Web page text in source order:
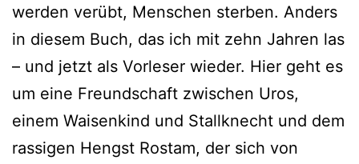
werden verübt, Menschen sterben. Anders
in diesem Buch, das ich mit zehn Jahren las
– und jetzt als Vorleser wieder. Hier geht es
um eine Freundschaft zwischen Uros,
einem Waisenkind und Stallknecht und dem
rassigen Hengst Rostam, der sich von